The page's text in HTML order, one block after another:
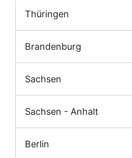
Thüringen
Brandenburg
Sachsen
Sachsen - Anhalt
Berlin